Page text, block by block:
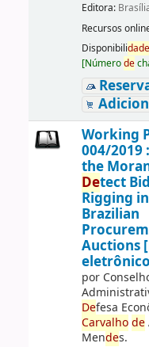
Editora:
Recursos
Disponibilidade
[Númerode
Working
004/2019
the
Detect Bid
Rigging in
Brazilian
Auctions
por
Defesa
Carvalho de
Mendes.